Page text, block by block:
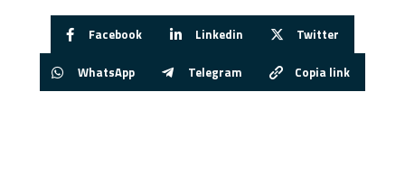
Facebook Linkedin Twitter
WhatsApp Telegram Copia link